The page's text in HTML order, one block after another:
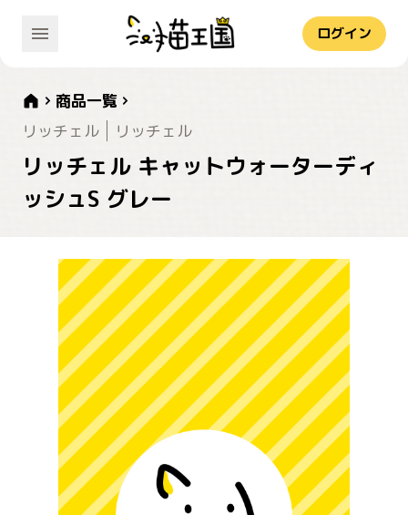
ログイン
商品一覧
リッチェル
リッチェル
リッチェル キャットウォーターディ
ッシュS グレー